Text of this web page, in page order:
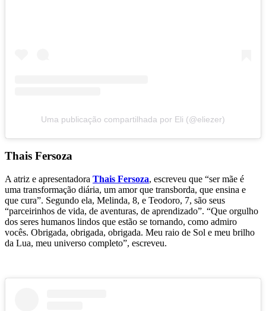
Uma publicação compartilhada por Eli (@eliezer)
Thais Fersoza
A atriz e apresentadora Thais Fersoza, escreveu que “ser mãe é
uma transformação diária, um amor que transborda, que ensina e
que cura”. Segundo ela, Melinda, 8, e Teodoro, 7, são seus
“parceirinhos de vida, de aventuras, de aprendizado”. “Que orgulho
dos seres humanos lindos que estão se tornando, como admiro
vocês. Obrigada, obrigada, obrigada. Meu raio de Sol e meu brilho
da Lua, meu universo completo”, escreveu.